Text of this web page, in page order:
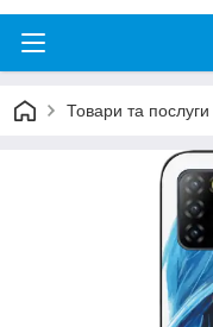
Товари та послуги